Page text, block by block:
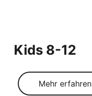
Kids 8-12
Mehr erfahren